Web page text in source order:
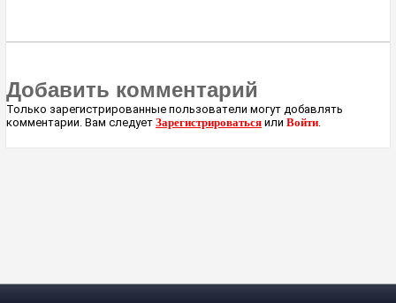
Добавить комментарий
Только зарегистрированные пользователи могут добавлять
комментарии. Вам следует Зарегистрироваться или Войти.